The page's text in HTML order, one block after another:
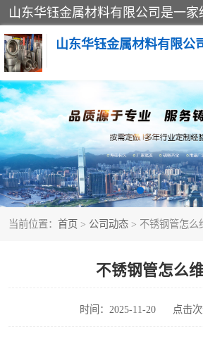
山东华钰金属材料有限公
当前位置： 首页 > 公司动态 > 不锈钢管怎么
不锈钢管怎么
时间：2025-11-20 点击
不锈钢管
管件标准件
不锈钢人孔
不锈钢角钢